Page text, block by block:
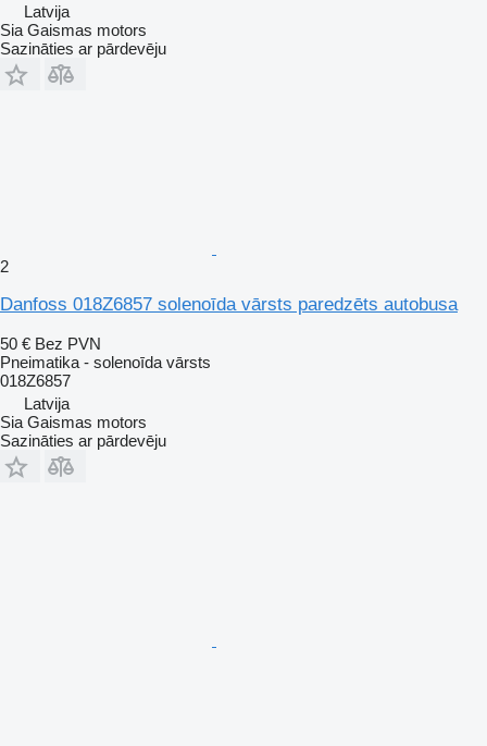
Latvija
Sia Gaismas motors
Sazināties ar pārdevēju
2
Danfoss 018Z6857 solenoīda vārsts paredzēts autobusa
50 € Bez PVN
Pneimatika - solenoīda vārsts
018Z6857
Latvija
Sia Gaismas motors
Sazināties ar pārdevēju